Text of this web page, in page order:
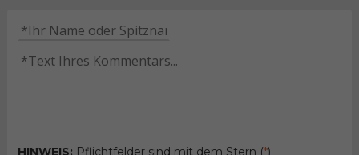
HINWEIS: Pflichtfelder sind mit dem Stern (*)